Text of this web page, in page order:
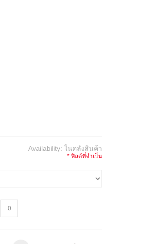
Availability:ในคลังสินค้า
* ฟิลด์ที่จำเป็น